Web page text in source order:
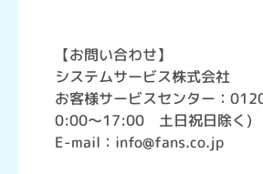
【お問い合わせ】
システムサービス株式会社
お客様サービスセンター：
0:00～17:00 土日祝日除く)
E-mail：info@fans.co.jp